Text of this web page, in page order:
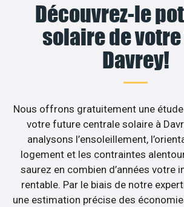
Découvrez-le
solaire de
Davrey!
Nous offrons gratuitement une
votre future centrale solaire à
analysons l’ensoleillement,
logement et les contraintes
saurez en combien d’années votre
rentable. Par le biais de notre
une estimation précise des